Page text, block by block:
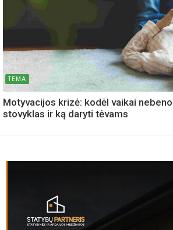
TEMA
Motyvacijos krizė: kodėl vaikai
stovyklas ir ką daryti tėvams